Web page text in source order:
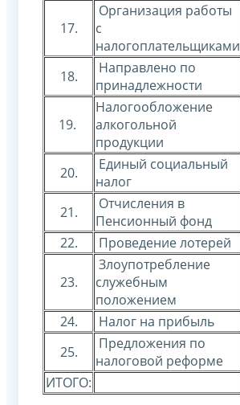
17.
Организация работы
с
налогоплательщиками
18.
Направлено по
принадлежности
19.
Налогообложение
алкогольной
продукции
20.
Единый социальный
налог
21.
Отчисления в
Пенсионный фонд
22.
Проведение лотерей
23.
Злоупотребление
служебным
положением
24. Налог на прибыль
25.
Предложения по
налоговой реформе
ИТОГО: